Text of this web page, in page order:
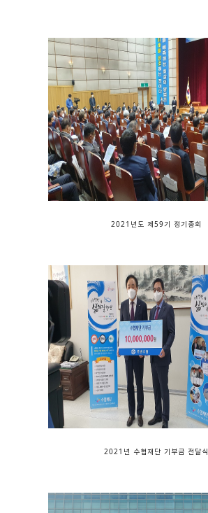
2021년도 제59기 정기총회
2021년 수협재단 기부금 전달식